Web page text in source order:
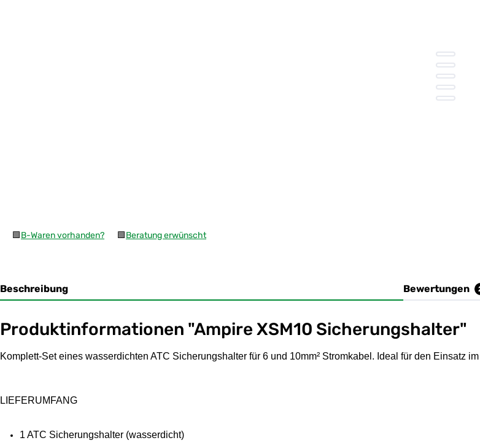
🟩B-Waren vorhanden? 🟩Beratung erwünscht
Beschreibung Bewertungen
Produktinformationen "Ampire XSM10 Sicherungshalter"
Komplett-Set eines wasserdichten ATC Sicherungshalter für 6 und 10mm² Stromkabel. Ideal für den Einsatz
LIEFERUMFANG
1 ATC Sicherungshalter (wasserdicht)